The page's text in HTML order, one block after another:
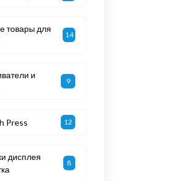
товары для
14
и
9
Press 12
дисплея
8